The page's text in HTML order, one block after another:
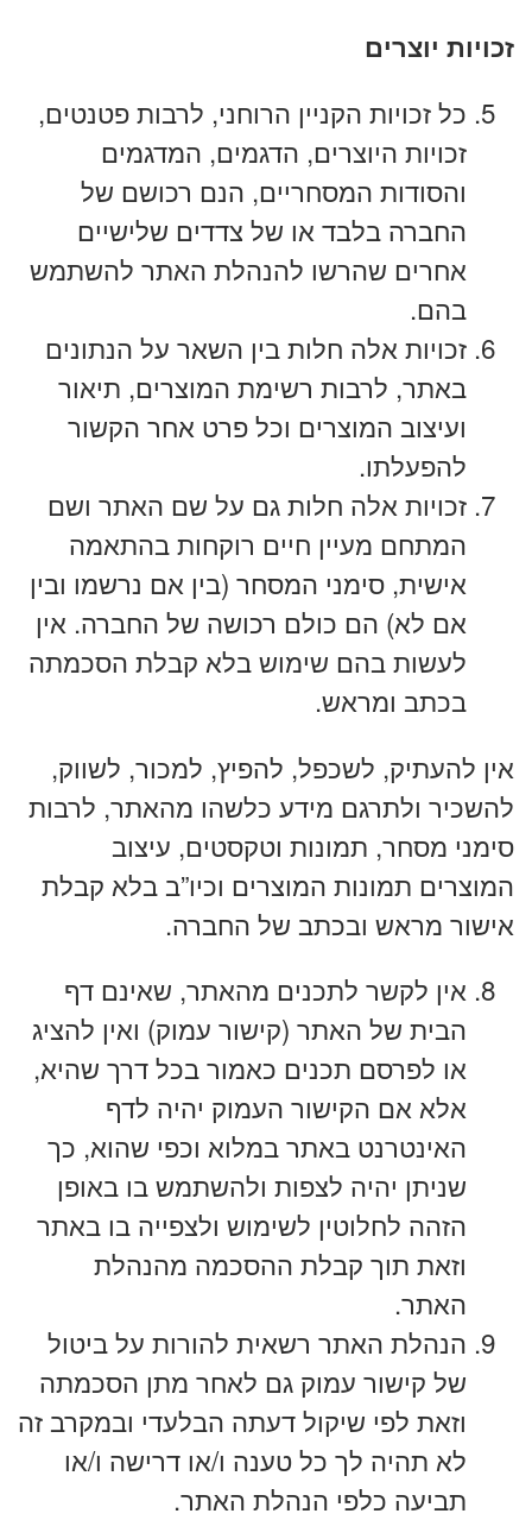
זכויות יוצרים
כל זכויות הקניין הרוחני, לרבות פטנטים,
זכויות היוצרים, הדגמים, המדגמים
והסודות המסחריים, הנם רכושם של
החברה בלבד או של צדדים שלישיים
אחרים שהרשו להנהלת האתר להשתמש
בהם.
זכויות אלה חלות בין השאר על הנתונים
באתר, לרבות רשימת המוצרים, תיאור
ועיצוב המוצרים וכל פרט אחר הקשור
להפעלתו.
זכויות אלה חלות גם על שם האתר ושם
המתחם מעיין חיים רוקחות בהתאמה
אישית, סימני המסחר (בין אם נרשמו ובין
אם לא) הם כולם רכושה של החברה. אין
לעשות בהם שימוש בלא קבלת הסכמתה
בכתב ומראש.
אין להעתיק, לשכפל, להפיץ, למכור, לשווק,
להשכיר ולתרגם מידע כלשהו מהאתר, לרבות
סימני מסחר, תמונות וטקסטים, עיצוב
המוצרים תמונות המוצרים וכיו”ב בלא קבלת
אישור מראש ובכתב של החברה.
אין לקשר לתכנים מהאתר, שאינם דף
הבית של האתר (קישור עמוק) ואין להציג
או לפרסם תכנים כאמור בכל דרך שהיא,
אלא אם הקישור העמוק יהיה לדף
האינטרנט באתר במלוא וכפי שהוא, כך
שניתן יהיה לצפות ולהשתמש בו באופן
הזהה לחלוטין לשימוש ולצפייה בו באתר
וזאת תוך קבלת ההסכמה מהנהלת
האתר.
הנהלת האתר רשאית להורות על ביטול
של קישור עמוק גם לאחר מתן הסכמתה
וזאת לפי שיקול דעתה הבלעדי ובמקרב זה
לא תהיה לך כל טענה ו/או דרישה ו/או
תביעה כלפי הנהלת האתר.